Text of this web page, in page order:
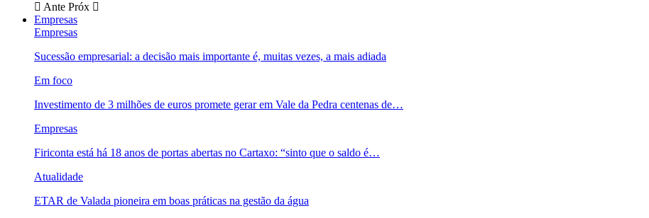
Ante Próx
Empresas
Empresas
Sucessão empresarial: a decisão mais importante é, muitas vezes, a mais adiada
Em foco
Investimento de 3 milhões de euros promete gerar em Vale da Pedra centenas de…
Empresas
Firiconta está há 18 anos de portas abertas no Cartaxo: “sinto que o saldo é…
Atualidade
ETAR de Valada pioneira em boas práticas na gestão da água